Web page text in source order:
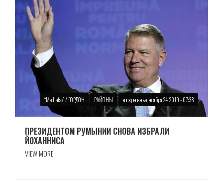
“Mediafax” / ГОРДОН РАЙОНЫ воскресенье, ноября 24, 2019 - 07:38
ПРЕЗИДЕНТОМ РУМЫНИИ СНОВА ИЗБРАЛИ
ЙОХАННИСА
VIEW MORE